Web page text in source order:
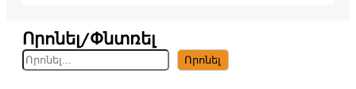
Որոնել/Փնտռել
S
e
Որոնել